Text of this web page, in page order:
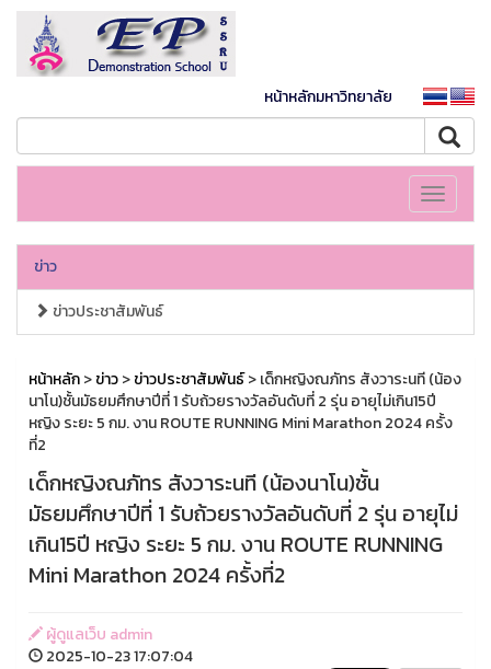
หน้าหลักมหาวิทยาลัย
Toggle
ข่าว
ข่าวประชาสัมพันธ์
หน้าหลัก>ข่าว>ข่าวประชาสัมพันธ์> เด็กหญิงณภัทร สังวาระนที (น้อง
นาโน)ชั้นมัธยมศึกษาปีที่ 1 รับถ้วยรางวัลอันดับที่ 2 รุ่น อายุไม่เกิน15ปี
หญิง ระยะ 5 กม. งาน ROUTE RUNNING Mini Marathon 2024 ครั้ง
ที่2
เด็กหญิงณภัทร สังวาระนที (น้องนาโน)ชั้น
มัธยมศึกษาปีที่ 1 รับถ้วยรางวัลอันดับที่ 2 รุ่น อายุไม่
เกิน15ปี หญิง ระยะ 5 กม. งาน ROUTE RUNNING
Mini Marathon 2024 ครั้งที่2
ผู้ดูแลเว็บ admin
2025-10-23 17:07:04